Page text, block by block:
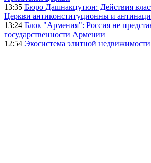
13:35 Бюро Дашнакцутюн: Действия
Церкви антиконституционны и
13:24 Блок "Армения": Россия не
государственности Армении
12:54 Экосистема элитной